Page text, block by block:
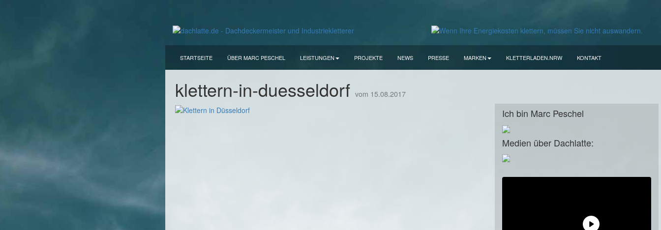
STARTSEITE ÜBER MARC PESCHEL LEISTUNGEN PROJEKTE NEWS PRESSE MARKEN KLETTERLADEN.NRW KONTAKT
klettern-in-duesseldorf vom 15.08.2017
Ich bin Marc Peschel
Medien über Dachlatte: